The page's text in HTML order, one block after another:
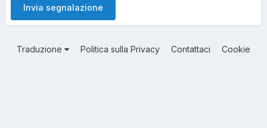
Invia segnalazione
Traduzione Politica sulla Privacy Contattaci Cookie